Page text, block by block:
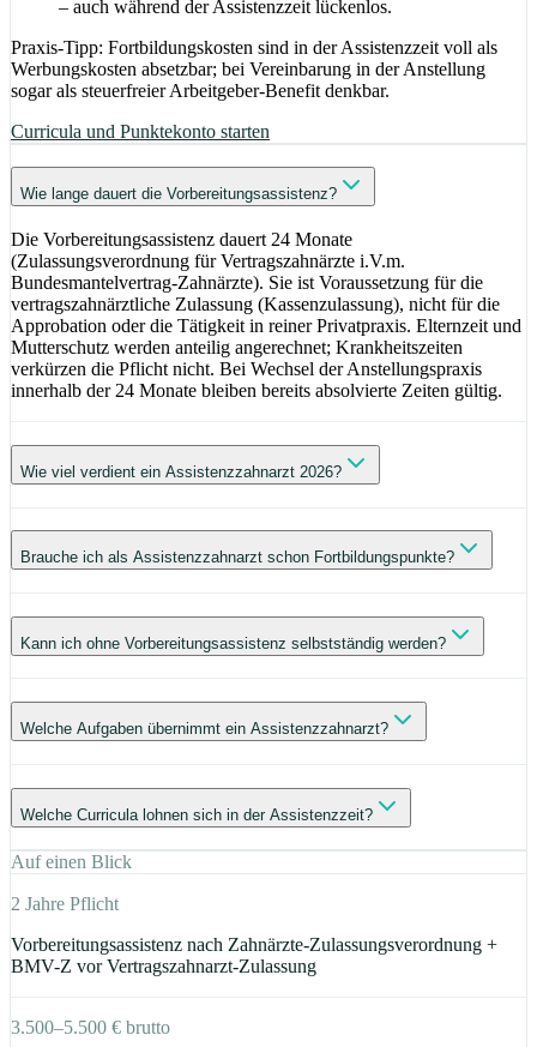
– auch während der Assistenzzeit lückenlos.
Praxis-Tipp: Fortbildungskosten sind in der Assistenzzeit voll als
Werbungskosten absetzbar; bei Vereinbarung in der Anstellung
sogar als steuerfreier Arbeitgeber-Benefit denkbar.
Curricula und Punktekonto starten
Wie lange dauert die Vorbereitungsassistenz?
Die Vorbereitungsassistenz dauert 24 Monate
(Zulassungsverordnung für Vertragszahnärzte i.V.m.
Bundesmantelvertrag-Zahnärzte). Sie ist Voraussetzung für die
vertragszahnärztliche Zulassung (Kassenzulassung), nicht für die
Approbation oder die Tätigkeit in reiner Privatpraxis. Elternzeit und
Mutterschutz werden anteilig angerechnet; Krankheitszeiten
verkürzen die Pflicht nicht. Bei Wechsel der Anstellungspraxis
innerhalb der 24 Monate bleiben bereits absolvierte Zeiten gültig.
Wie viel verdient ein Assistenzzahnarzt 2026?
Brauche ich als Assistenzzahnarzt schon Fortbildungspunkte?
Kann ich ohne Vorbereitungsassistenz selbstständig werden?
Welche Aufgaben übernimmt ein Assistenzzahnarzt?
Welche Curricula lohnen sich in der Assistenzzeit?
Auf einen Blick
2 Jahre Pflicht
Vorbereitungsassistenz nach Zahnärzte-Zulassungsverordnung +
BMV-Z vor Vertragszahnarzt-Zulassung
3.500–5.500 € brutto